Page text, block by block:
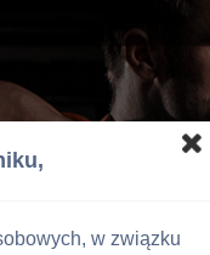
w związku